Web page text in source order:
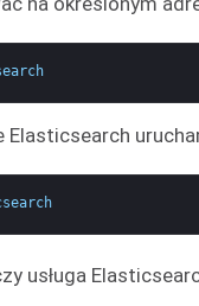
Elasticsearch
usługa